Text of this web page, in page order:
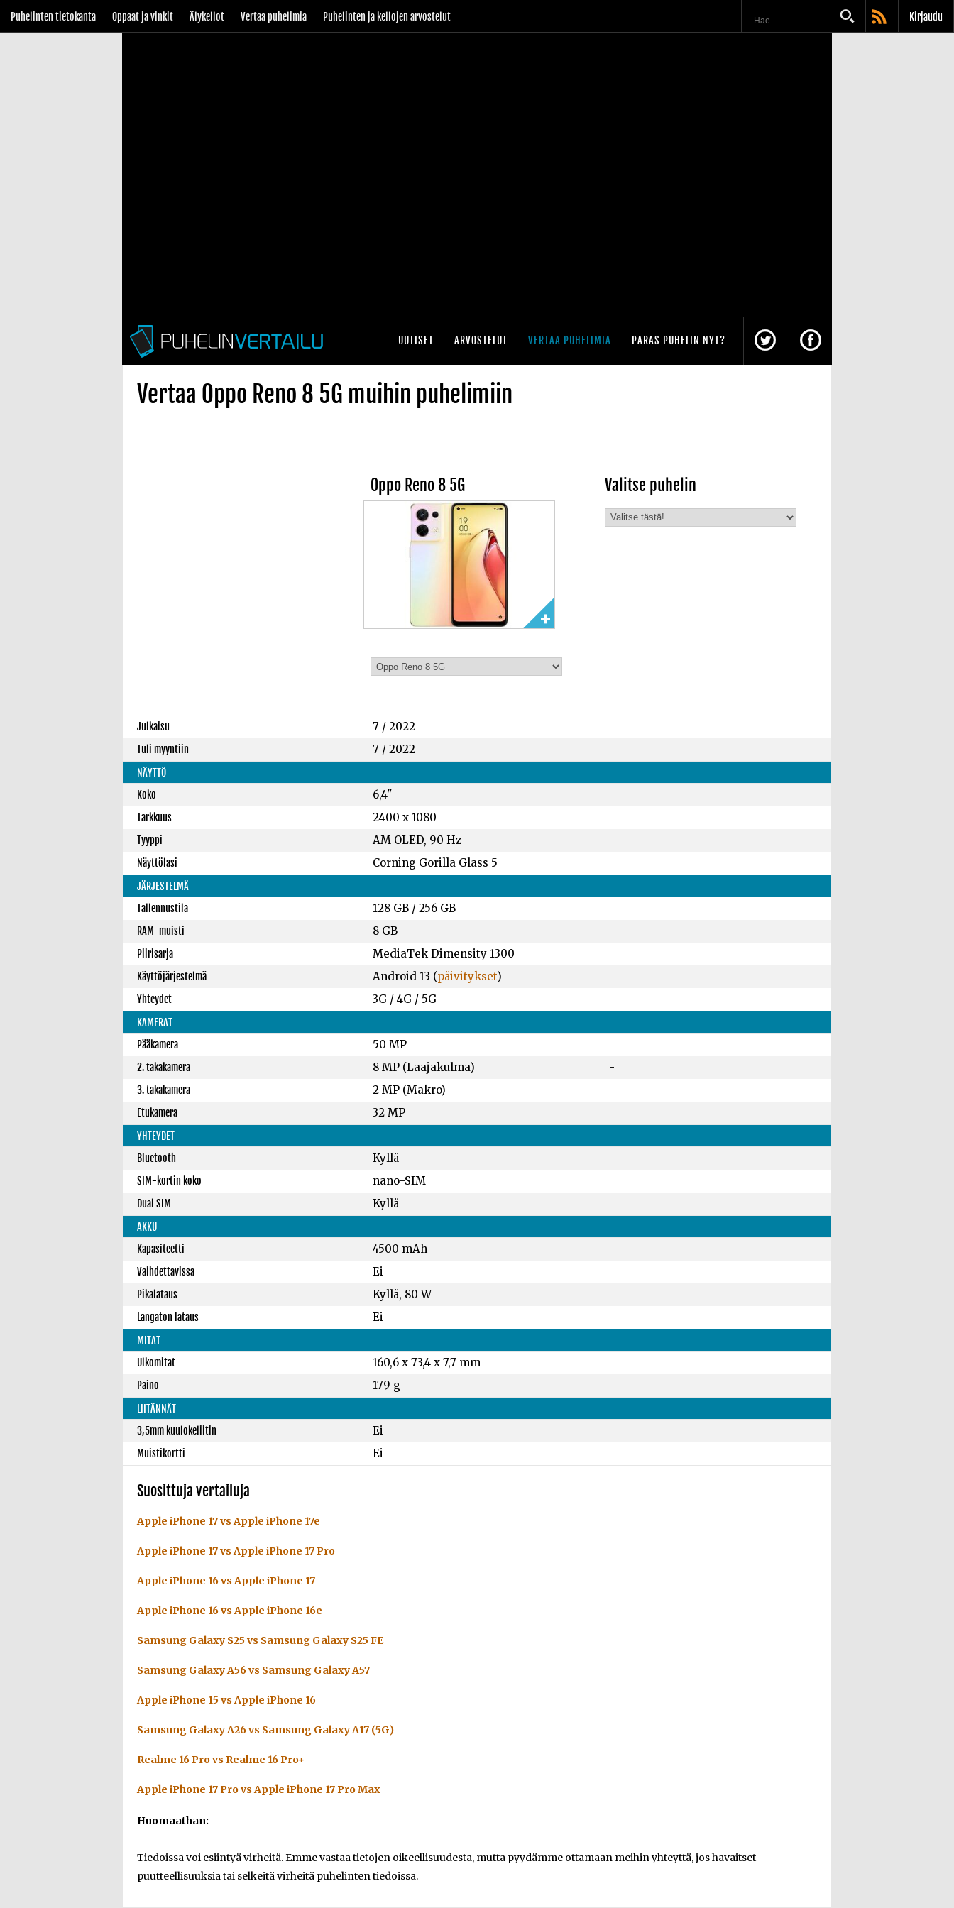
Puhelinten tietokanta Oppaat ja vinkit Älykellot Vertaa puhelimia Puhelinten ja kellojen arvostelut Kirjaudu
UUTISET ARVOSTELUT VERTAA PUHELIMIA PARAS PUHELIN NYT?
Vertaa Oppo Reno 8 5G muihin puhelimiin
Oppo Reno 8 5G Valitse puhelin
Julkaisu 7 / 2022
Tuli myyntiin 7 / 2022
NÄYTTÖ
Koko
6,4"
Tarkkuus 2400 x 1080
Tyyppi AM OLED, 90 Hz
Näyttölasi Corning Gorilla Glass 5
JÄRJESTELMÄ
Tallennustila
128 GB /256 GB
RAM-muisti 8 GB
Piirisarja MediaTek Dimensity 1300
Käyttöjärjestelmä Android 13 (päivitykset)
Yhteydet 3G / 4G / 5G
KAMERAT
Pääkamera
50 MP
2. takakamera 8 MP (Laajakulma) -
3. takakamera 2 MP (Makro) -
Etukamera 32 MP
YHTEYDET
Bluetooth
Kyllä
SIM-kortin koko nano-SIM
Dual SIM Kyllä
AKKU
Kapasiteetti
4500 mAh
Vaihdettavissa Ei
Pikalataus Kyllä, 80 W
Langaton lataus Ei
MITAT
Ulkomitat
160,6 x 73,4 x 7,7 mm
Paino 179 g
LIITÄNNÄT
3,5mm kuulokeliitin
Ei
Muistikortti Ei
Suosittuja vertailuja
Apple iPhone 17 vs Apple iPhone 17e
Apple iPhone 17 vs Apple iPhone 17 Pro
Apple iPhone 16 vs Apple iPhone 17
Apple iPhone 16 vs Apple iPhone 16e
Samsung Galaxy S25 vs Samsung Galaxy S25 FE
Samsung Galaxy A56 vs Samsung Galaxy A57
Apple iPhone 15 vs Apple iPhone 16
Samsung Galaxy A26 vs Samsung Galaxy A17 (5G)
Realme 16 Pro vs Realme 16 Pro+
Apple iPhone 17 Pro vs Apple iPhone 17 Pro Max
Huomaathan:
Tiedoissa voi esiintyä virheitä. Emme vastaa tietojen oikeellisuudesta, mutta pyydämme ottamaan meihin yhteyttä, jos havaitset
puutteellisuuksia tai selkeitä virheitä puhelinten tiedoissa.